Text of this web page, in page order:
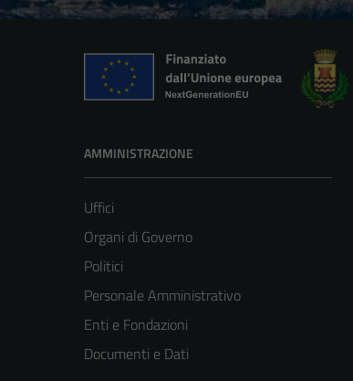
AMMINISTRAZIONE
Uffici
Organi di Governo
Politici
Personale Amministrativo
Enti e Fondazioni
Documenti e Dati